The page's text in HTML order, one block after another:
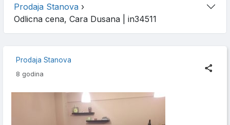
Prodaja Stanova ›
Odlicna cena, Cara Dusana | in34511
Prodaja Stanova
8 godina